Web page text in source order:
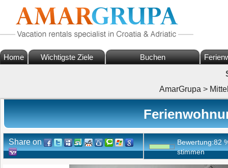
Home Wichtigste Ziele Buchen
AmarGrupa >
Share on Bewertung:82
stimmen